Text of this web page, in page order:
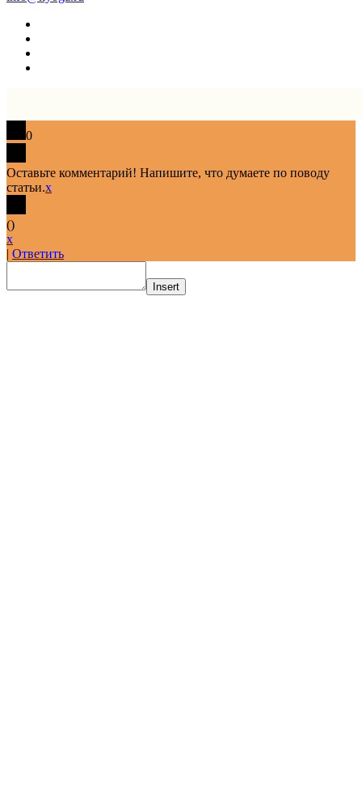
0
Оставьте комментарий! Напишите, что думаете по поводу
статьи.x
()
x
| Ответить
Insert